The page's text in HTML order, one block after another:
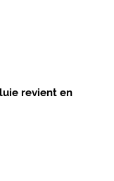
revient en